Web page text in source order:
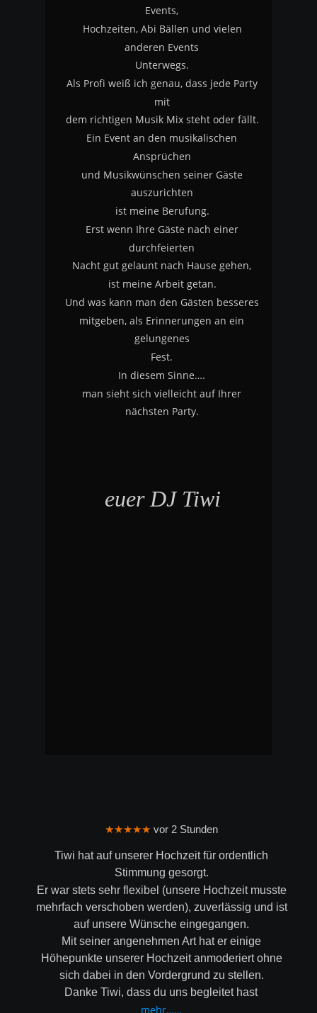
Events,
Hochzeiten, Abi Bällen und vielen
anderen Events
Unterwegs.
Als Profi weiß ich genau, dass jede Party
mit
dem richtigen Musik Mix steht oder fällt.
Ein Event an den musikalischen
Ansprüchen
und Musikwünschen seiner Gäste
auszurichten
ist meine Berufung.
Erst wenn Ihre Gäste nach einer
durchfeierten
Nacht gut gelaunt nach Hause gehen,
ist meine Arbeit getan.
Und was kann man den Gästen besseres
mitgeben, als Erinnerungen an ein
gelungenes
Fest.
In diesem Sinne….
man sieht sich vielleicht auf Ihrer
nächsten Party.
euer DJ Tiwi
★★★★★ vor 2 Stunden
Tiwi hat auf unserer Hochzeit für ordentlich
Stimmung gesorgt.
Er war stets sehr flexibel (unsere Hochzeit musste
mehrfach verschoben werden), zuverlässig und ist
auf unsere Wünsche eingegangen.
Mit seiner angenehmen Art hat er einige
Höhepunkte unserer Hochzeit anmoderiert ohne
sich dabei in den Vordergrund zu stellen.
Danke Tiwi, dass du uns begleitet hast
mehr……